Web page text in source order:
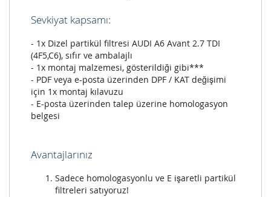
Sevkiyat kapsamı:
- 1x Dizel partikül filtresi AUDI A6 Avant 2.7 TDI
(4F5,C6), sıfır ve ambalajlı
- 1x montaj malzemesi, gösterildiği gibi***
- PDF veya e-posta üzerinden DPF / KAT değişimi
için 1x montaj kılavuzu
- E-posta üzerinden talep üzerine homologasyon
belgesi
Avantajlarınız
Sadece homologasyonlu ve E işaretli partikül
filtreleri satıyoruz!